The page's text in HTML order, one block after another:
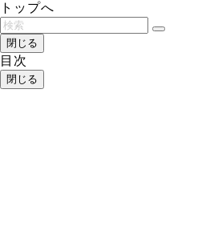
トップへ
閉じる
目次
閉じる